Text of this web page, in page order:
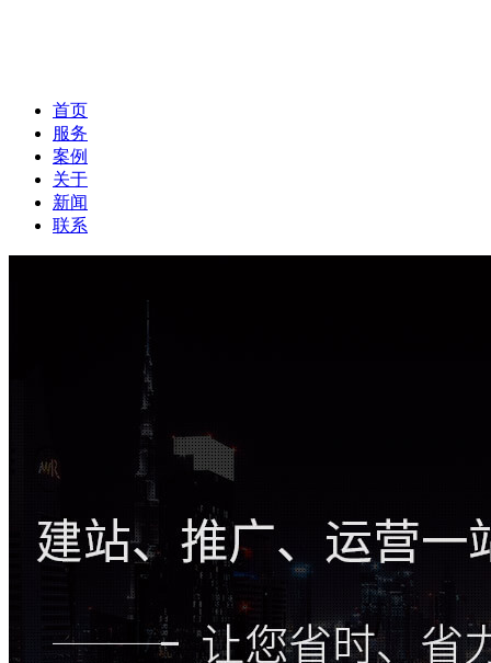
首页
服务
案例
关于
新闻
联系